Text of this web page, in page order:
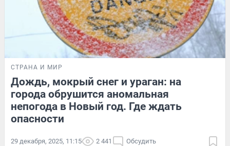
СТРАНА И МИР
Дождь, мокрый снег и ураган: на
города обрушится аномальная
непогода в Новый год. Где ждать
опасности
29 декабря, 2025, 11:15 2 441 Обсудить